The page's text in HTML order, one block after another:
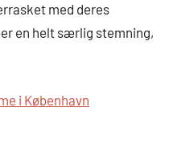
med deres
en helt særlig stemning,
i København